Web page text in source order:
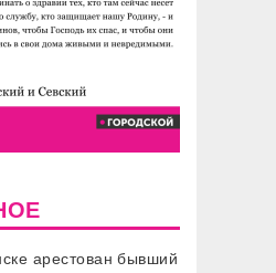
арестован бывший